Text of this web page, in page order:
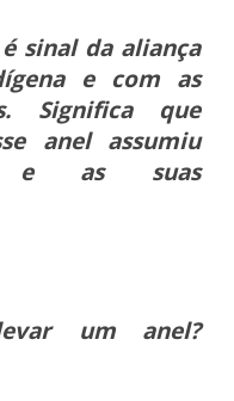
sinal da aliança
e com as
Significa que
anel assumiu
e as suas
um anel?